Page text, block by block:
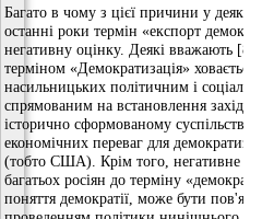
Багато в чому з цієї причини у деяких
останні роки термін «експорт
негативну оцінку. Деякі вважають
терміном «Демократизація»
насильницьких політичним і
спрямованим на встановлення
історично сформованому суспільстві
економічних переваг для
(тобто США). Крім того, негативне
багатьох росіян до терміну
поняття демократії, може бути